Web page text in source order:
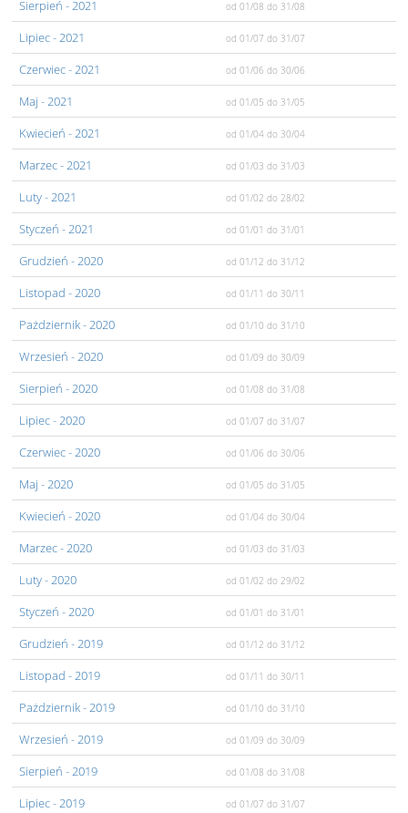
Sierpień - 2021 od 01/08 do 31/08
Lipiec- 2021 od 01/07 do 31/07
Czerwiec- 2021 od 01/06 do 30/06
Maj - 2021 od 01/05 do 31/05
Kwiecień - 2021 od 01/04 do 30/04
Marzec- 2021 od 01/03 do 31/03
Luty- 2021 od 01/02 do 28/02
Styczeń - 2021 od 01/01 do 31/01
Grudzień - 2020 od 01/12 do 31/12
Listopad - 2020 od 01/11 do 30/11
Pażdziernik- 2020 od 01/10 do 31/10
Wrzesień - 2020 od 01/09 do 30/09
Sierpień - 2020 od 01/08 do 31/08
Lipiec- 2020 od 01/07 do 31/07
Czerwiec- 2020 od 01/06 do 30/06
Maj - 2020 od 01/05 do 31/05
Kwiecień - 2020 od 01/04 do 30/04
Marzec- 2020 od 01/03 do 31/03
Luty- 2020 od 01/02 do 29/02
Styczeń - 2020 od 01/01 do 31/01
Grudzień - 2019 od 01/12 do 31/12
Listopad - 2019 od 01/11 do 30/11
Pażdziernik- 2019 od 01/10 do 31/10
Wrzesień - 2019 od 01/09 do 30/09
Sierpień - 2019 od 01/08 do 31/08
Lipiec- 2019 od 01/07 do 31/07